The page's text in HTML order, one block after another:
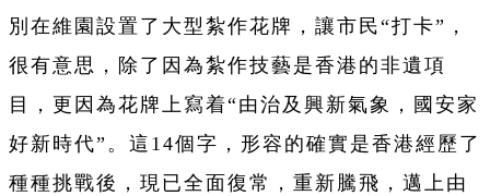
別在維園設置了大型紮作花牌，讓市民“打卡”，
很有意思，除了因為紮作技藝是香港的非遺項
目，更因為花牌上寫着“由治及興新氣象，國安家
好新時代”。這14個字，形容的確實是香港經歷了
種種挑戰後，現已全面復常，重新騰飛，邁上由